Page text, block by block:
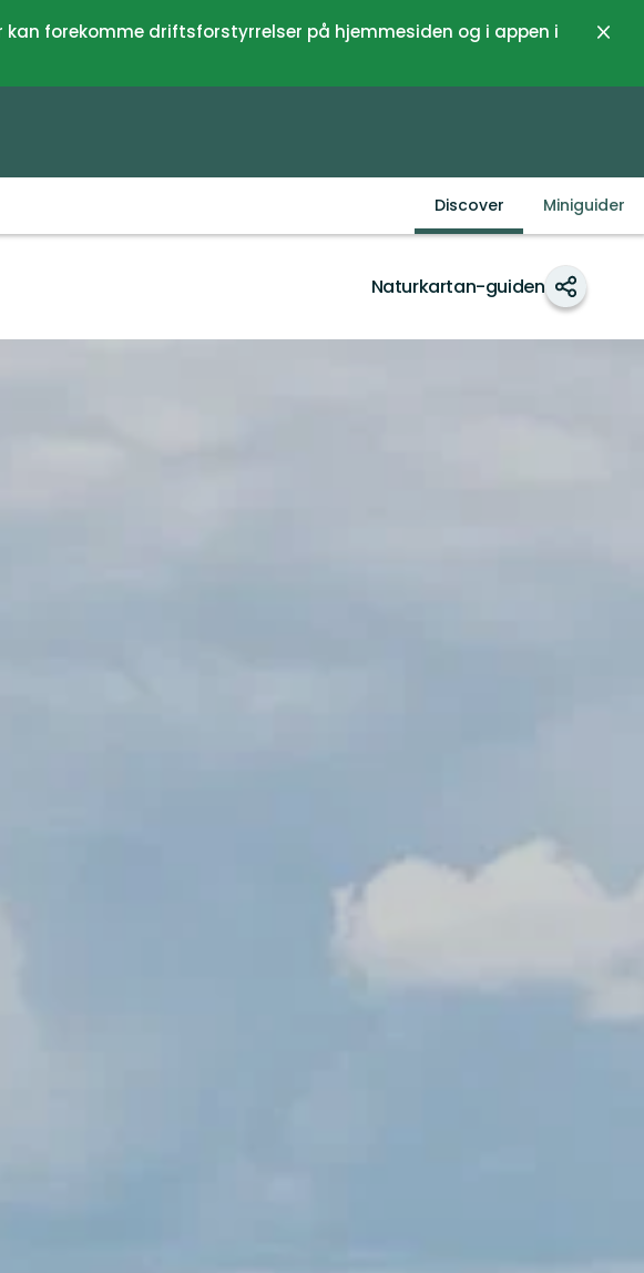
forekomme driftsforstyrrelser på hjemmesiden og i appen i
Luk
Discover Miniguider
Naturkartan-guiden Del